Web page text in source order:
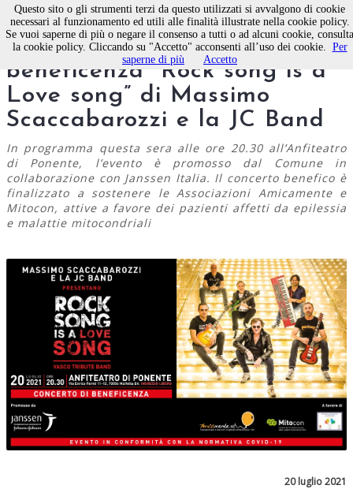
A Molfetta il concerto di
beneficenza “Rock song is a
Love song” di Massimo
Scaccabarozzi e la JC Band
In programma questa sera alle ore 20.30 all’Anfiteatro
di Ponente, l’evento è promosso dal Comune in
collaborazione con Janssen Italia. Il concerto benefico è
finalizzato a sostenere le Associazioni Amicamente e
Mitocon, attive a favore dei pazienti affetti da epilessia
e malattie mitocondriali
20 luglio 2021
Questo sito o gli strumenti terzi da questo utilizzati si avvalgono di cookie
necessari al funzionamento ed utili alle finalità illustrate nella cookie policy.
Se vuoi saperne di più o negare il consenso a tutti o ad alcuni cookie, consulta
la cookie policy. Cliccando su "Accetto" acconsenti all’uso dei cookie. Per
saperne di più
Accetto